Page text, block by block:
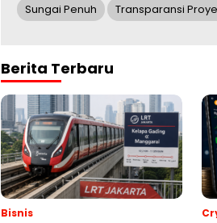
Sungai Penuh Transparansi
Berita Terbaru
Bisnis